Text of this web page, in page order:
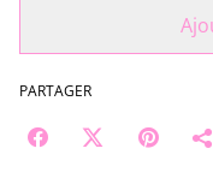
PARTAGER